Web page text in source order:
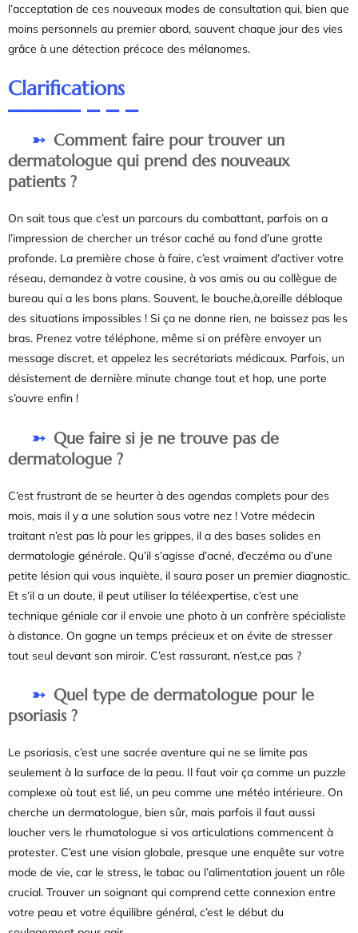
l’acceptation de ces nouveaux modes de consultation qui, bien que
moins personnels au premier abord, sauvent chaque jour des vies
grâce à une détection précoce des mélanomes.
Clarifications
Comment faire pour trouver un
dermatologue qui prend des nouveaux
patients ?
On sait tous que c’est un parcours du combattant, parfois on a
l’impression de chercher un trésor caché au fond d’une grotte
profonde. La première chose à faire, c’est vraiment d’activer votre
réseau, demandez à votre cousine, à vos amis ou au collègue de
bureau qui a les bons plans. Souvent, le bouche,à,oreille débloque
des situations impossibles ! Si ça ne donne rien, ne baissez pas les
bras. Prenez votre téléphone, même si on préfère envoyer un
message discret, et appelez les secrétariats médicaux. Parfois, un
désistement de dernière minute change tout et hop, une porte
s’ouvre enfin !
Que faire si je ne trouve pas de
dermatologue ?
C’est frustrant de se heurter à des agendas complets pour des
mois, mais il y a une solution sous votre nez ! Votre médecin
traitant n’est pas là pour les grippes, il a des bases solides en
dermatologie générale. Qu’il s’agisse d’acné, d’eczéma ou d’une
petite lésion qui vous inquiète, il saura poser un premier diagnostic.
Et s’il a un doute, il peut utiliser la téléexpertise, c’est une
technique géniale car il envoie une photo à un confrère spécialiste
à distance. On gagne un temps précieux et on évite de stresser
tout seul devant son miroir. C’est rassurant, n’est,ce pas ?
Quel type de dermatologue pour le
psoriasis ?
Le psoriasis, c’est une sacrée aventure qui ne se limite pas
seulement à la surface de la peau. Il faut voir ça comme un puzzle
complexe où tout est lié, un peu comme une météo intérieure. On
cherche un dermatologue, bien sûr, mais parfois il faut aussi
loucher vers le rhumatologue si vos articulations commencent à
protester. C’est une vision globale, presque une enquête sur votre
mode de vie, car le stress, le tabac ou l’alimentation jouent un rôle
crucial. Trouver un soignant qui comprend cette connexion entre
votre peau et votre équilibre général, c’est le début du